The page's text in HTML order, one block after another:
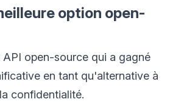
option open-
API open-source qui a gagné
en tant qu'alternative à
confidentialité.